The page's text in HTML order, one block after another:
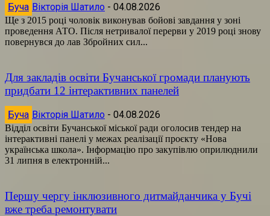
Буча Вікторія Шатило - 04.08.2026
Ще з 2015 році чоловік виконував бойові завдання у зоні
проведення АТО. Після нетривалої перерви у 2019 році знову
повернувся до лав Збройних сил...
Для закладів освіти Бучанської громади планують
придбати 12 інтерактивних панелей
Буча Вікторія Шатило - 04.08.2026
Відділ освіти Бучанської міської ради оголосив тендер на
інтерактивні панелі у межах реалізації проєкту «Нова
українська школа». Інформацію про закупівлю оприлюднили
31 липня в електронній...
Першу чергу інклюзивного дитмайданчика у Бучі
вже треба ремонтувати